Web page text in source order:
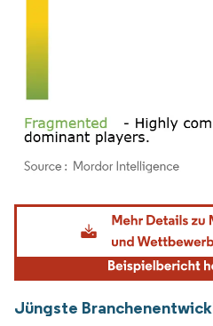
Bild © Mordor Intelligence.
Jüngste